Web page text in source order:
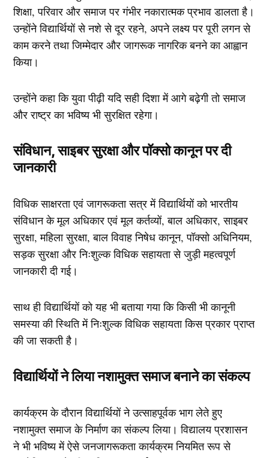
शिक्षा, परिवार और समाज पर गंभीर नकारात्मक प्रभाव डालता है।
उन्होंने विद्यार्थियों से नशे से दूर रहने, अपने लक्ष्य पर पूरी लगन से
काम करने तथा जिम्मेदार और जागरूक नागरिक बनने का आह्वान
किया।
उन्होंने कहा कि युवा पीढ़ी यदि सही दिशा में आगे बढ़ेगी तो समाज
और राष्ट्र का भविष्य भी सुरक्षित रहेगा।
संविधान, साइबर सुरक्षा और पॉक्सो कानून पर दी
जानकारी
विधिक साक्षरता एवं जागरूकता सत्र में विद्यार्थियों को भारतीय
संविधान के मूल अधिकार एवं मूल कर्तव्यों, बाल अधिकार, साइबर
सुरक्षा, महिला सुरक्षा, बाल विवाह निषेध कानून, पॉक्सो अधिनियम,
सड़क सुरक्षा और निःशुल्क विधिक सहायता से जुड़ी महत्वपूर्ण
जानकारी दी गई।
साथ ही विद्यार्थियों को यह भी बताया गया कि किसी भी कानूनी
समस्या की स्थिति में निःशुल्क विधिक सहायता किस प्रकार प्राप्त
की जा सकती है।
विद्यार्थियों ने लिया नशामुक्त समाज बनाने का संकल्प
कार्यक्रम के दौरान विद्यार्थियों ने उत्साहपूर्वक भाग लेते हुए
नशामुक्त समाज के निर्माण का संकल्प लिया। विद्यालय प्रशासन
ने भी भविष्य में ऐसे जनजागरूकता कार्यक्रम नियमित रूप से